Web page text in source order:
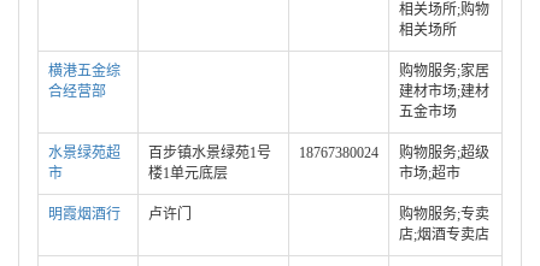
相关场所;购物
相关场所
横港五金综
合经营部
购物服务;家居
建材市场;建材
五金市场
水景绿苑超
市
百步镇水景绿苑1号
楼1单元底层
18767380024
购物服务;超级
市场;超市
明霞烟酒行 卢许门
购物服务;专卖
店;烟酒专卖店